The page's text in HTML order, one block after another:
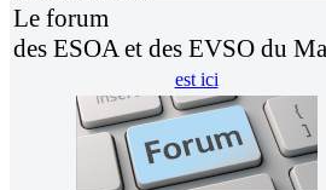
Le forum
des ESOA et des EVSO du
est ici